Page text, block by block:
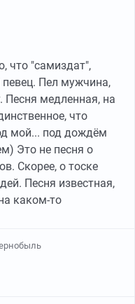
что "самиздат",
Пел мужчина,
Песня медленная, на
что
мой... под дождём
Это не песня о
Скорее, о тоске
Песня известная,
каком-то